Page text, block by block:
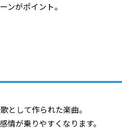
ンがポイント。
として作られた楽曲。
情が乗りやすくなります。